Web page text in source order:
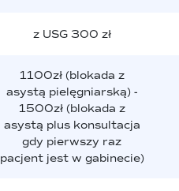
z USG 300 zł
1100zł (blokada z
asystą pielęgniarską) -
1500zł (blokada z
asystą plus konsultacja
gdy pierwszy raz
pacjent jest w gabinecie)